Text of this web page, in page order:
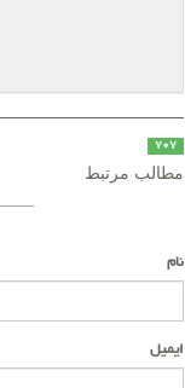
707
مطالب مرتبط
نام
ایمیل